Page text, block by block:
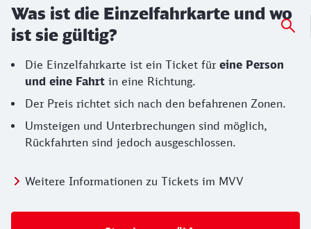
Was ist die Einzelfahrkarte und wo
ist sie gültig?
Die Einzelfahrkarte ist ein Ticket für eine Person
und eine Fahrt in eine Richtung.
Der Preis richtet sich nach den befahrenen Zonen.
Umsteigen und Unterbrechungen sind möglich,
Rückfahrten sind jedoch ausgeschlossen.
Weitere Informationen zu Tickets im MVV